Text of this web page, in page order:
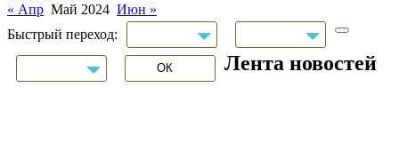
« Апр Май 2024 Июн »
Быстрый переход:
Лента новостей